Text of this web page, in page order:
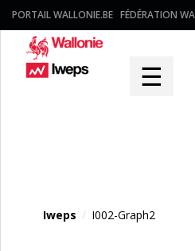
PORTAIL WALLONIE.BE FÉDÉRATION
☰
Iweps / I002-Graph2